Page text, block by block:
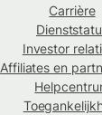
Carrière
Investor
Affiliates en